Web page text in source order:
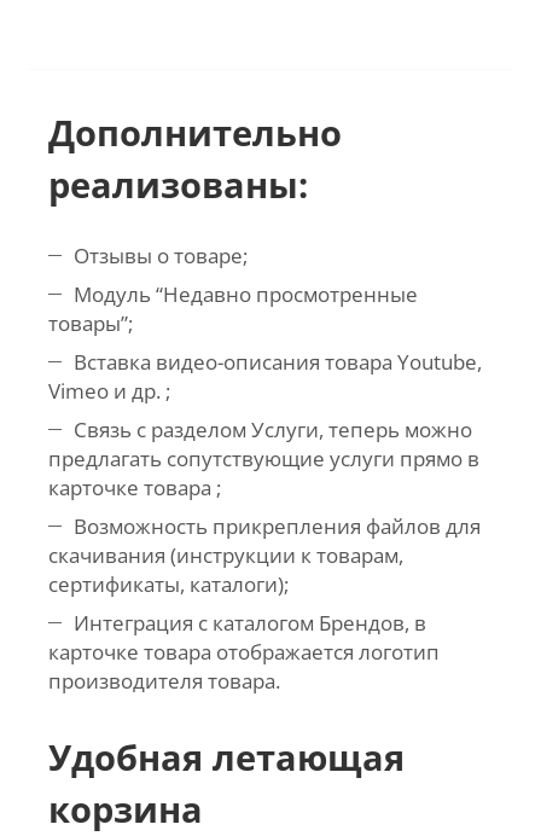
Дополнительно
реализованы:
Отзывы о товаре;
Модуль “Недавно просмотренные
товары”;
Вставка видео-описания товара Youtube,
Vimeo и др. ;
Связь с разделом Услуги, теперь можно
предлагать сопутствующие услуги прямо в
карточке товара ;
Возможность прикрепления файлов для
скачивания (инструкции к товарам,
сертификаты, каталоги);
Интеграция с каталогом Брендов, в
карточке товара отображается логотип
производителя товара.
Удобная летающая
корзина